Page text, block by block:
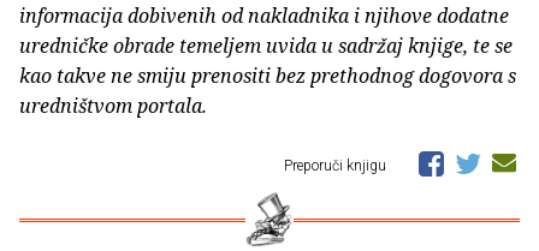
informacija dobivenih od nakladnika i njihove dodatne
uredničke obrade temeljem uvida u sadržaj knjige, te se
kao takve ne smiju prenositi bez prethodnog dogovora s
uredništvom portala.
Preporuči knjigu